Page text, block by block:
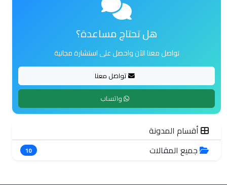
هل تحتاج مساعدة؟
تواصل معنا الآن واحصل على استشارة مجانية
تواصل معنا
واتساب
أقسام المدونة
جميع المقالات
10